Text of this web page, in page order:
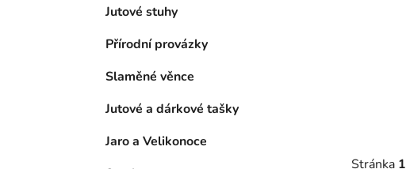
Jutové stuhy
Přírodní provázky
Slaměné věnce
Jutové a dárkové tašky
Jaro a Velikonoce
Stránka 1